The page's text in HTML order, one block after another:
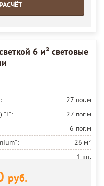
6 м² световые
27 пог.м
"L":
27 пог.м
6 пог.м
26 м²
1 шт.
руб.